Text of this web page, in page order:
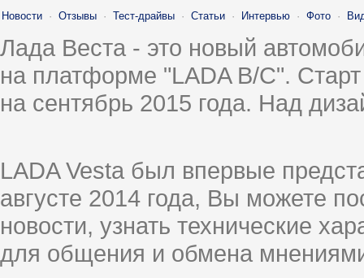
Новости · Отзывы · Тест-драйвы · Статьи · Интервью · Фото ·
Лада Веста - это новый
на платформе "LADA B/C".
на сентябрь 2015 года. Над
LADA Vesta был впервые
августе 2014 года, Вы можете
новости, узнать технические
для общения и обмена